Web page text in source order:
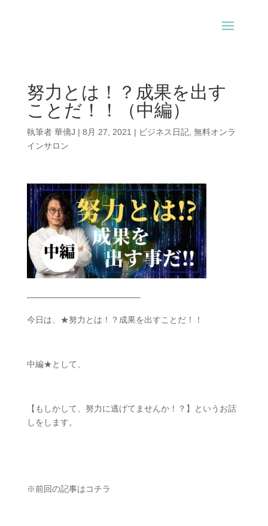
努力とは！？成果を出す
ことだ！！（中編）
執筆者 華僑J | 8月 27, 2021 | ビジネス日記, 無料オンラ
インサロン
───────────────────
今日は、 ★努力とは！？成果を出すことだ！！
中編★として、
【もしかして、努力に逃げてませんか！？】というお話
しをします。
※前回の記事はコチラ